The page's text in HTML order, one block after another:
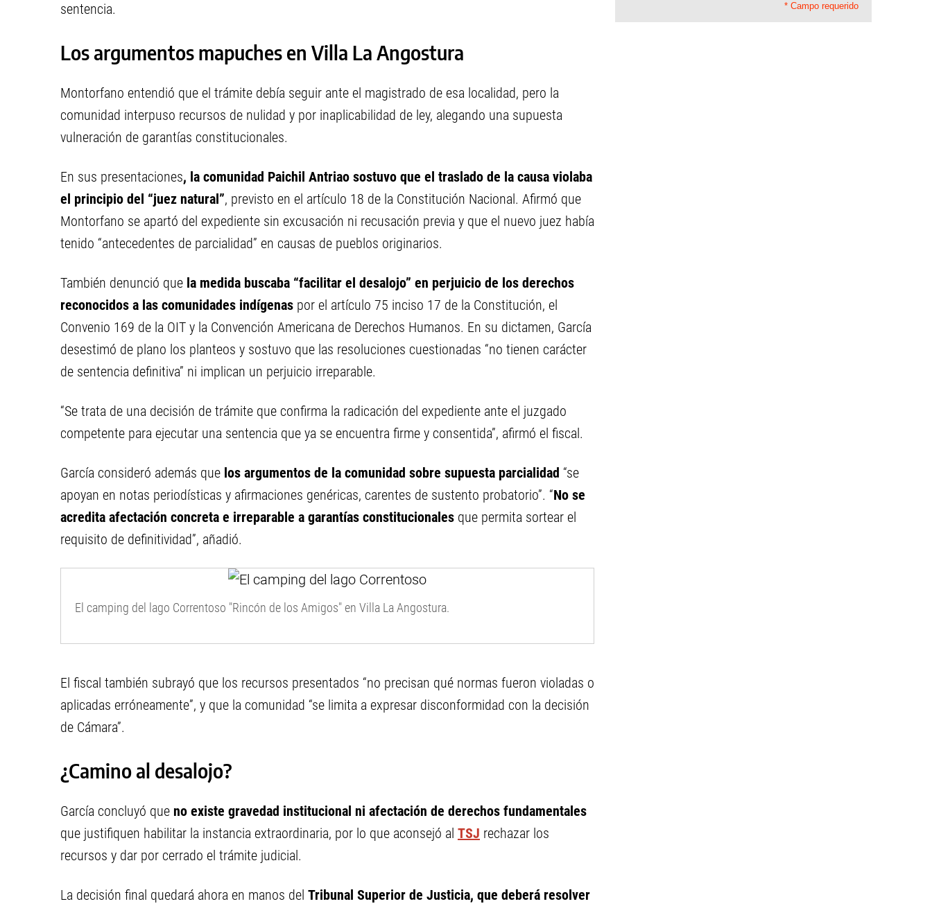
sentencia.
Los argumentos mapuches en Villa La Angostura
Montorfano entendió que el trámite debía seguir ante el magistrado de esa localidad, pero la
comunidad interpuso recursos de nulidad y por inaplicabilidad de ley, alegando una supuesta
vulneración de garantías constitucionales.
En sus presentaciones, la comunidad Paichil Antriao sostuvo que el traslado de la causa violaba
el principio del “juez natural”, previsto en el artículo 18 de la Constitución Nacional. Afirmó que
Montorfano se apartó del expediente sin excusación ni recusación previa y que el nuevo juez había
tenido “antecedentes de parcialidad” en causas de pueblos originarios.
También denunció que la medida buscaba “facilitar el desalojo” en perjuicio de los derechos
reconocidos a las comunidades indígenas por el artículo 75 inciso 17 de la Constitución, el
Convenio 169 de la OIT y la Convención Americana de Derechos Humanos. En su dictamen, García
desestimó de plano los planteos y sostuvo que las resoluciones cuestionadas “no tienen carácter
de sentencia definitiva” ni implican un perjuicio irreparable.
“Se trata de una decisión de trámite que confirma la radicación del expediente ante el juzgado
competente para ejecutar una sentencia que ya se encuentra firme y consentida”, afirmó el fiscal.
García consideró además que los argumentos de la comunidad sobre supuesta parcialidad “se
apoyan en notas periodísticas y afirmaciones genéricas, carentes de sustento probatorio”. “No se
acredita afectación concreta e irreparable a garantías constitucionales que permita sortear el
requisito de definitividad”, añadió.
El camping del lago Correntoso "Rincón de los Amigos" en Villa La Angostura.
El fiscal también subrayó que los recursos presentados “no precisan qué normas fueron violadas o
aplicadas erróneamente”, y que la comunidad “se limita a expresar disconformidad con la decisión
de Cámara”.
¿Camino al desalojo?
García concluyó que no existe gravedad institucional ni afectación de derechos fundamentales
que justifiquen habilitar la instancia extraordinaria, por lo que aconsejó al TSJ rechazar los
recursos y dar por cerrado el trámite judicial.
La decisión final quedará ahora en manos del Tribunal Superior de Justicia, que deberá resolver
* Campo requerido